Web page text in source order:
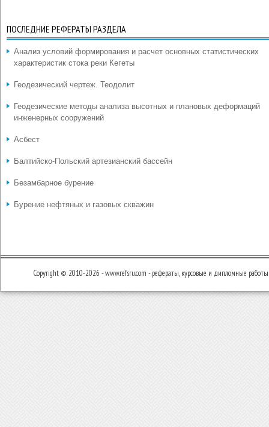
ПОСЛЕДНИЕ РЕФЕРАТЫ РАЗДЕЛА
Анализ условий формирования и расчет основных статистических
характеристик стока реки Кегеты
Геодезический чертеж. Теодолит
Геодезические методы анализа высотных и плановых деформаций
инженерных сооружений
Асбест
Балтийско-Польский артезианский бассейн
Безамбарное бурение
Бурение нефтяных и газовых скважин
Copyright © 2010-2026 - www.refsru.com - рефераты, курсовые и дипломные работы